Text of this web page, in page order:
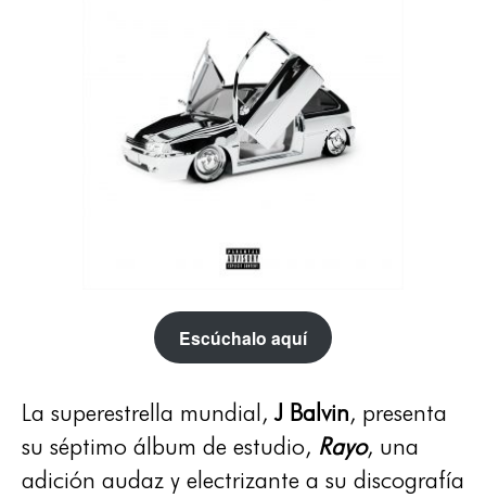
Escúchalo aquí
La superestrella mundial, J Balvin, presenta
su séptimo álbum de estudio, Rayo, una
adición audaz y electrizante a su discografía